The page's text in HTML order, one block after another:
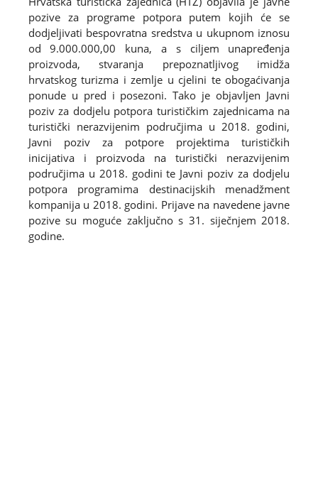
pozive za programe potpora putem kojih će se
dodjeljivati bespovratna sredstva u ukupnom iznosu
od 9.000.000,00 kuna, a s ciljem unapređenja
proizvoda, stvaranja prepoznatljivog imidža
hrvatskog turizma i zemlje u cjelini te obogaćivanja
ponude u pred i posezoni. Tako je objavljen Javni
poziv za dodjelu potpora turističkim zajednicama na
turistički nerazvijenim područjima u 2018. godini,
Javni poziv za potpore projektima turističkih
inicijativa i proizvoda na turistički nerazvijenim
područjima u 2018. godini te Javni poziv za dodjelu
potpora programima destinacijskih menadžment
kompanija u 2018. godini. Prijave na navedene javne
pozive su moguće zaključno s 31. siječnjem 2018.
godine.